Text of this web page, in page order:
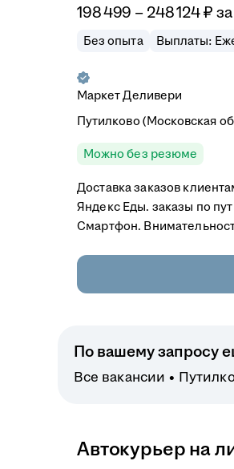
198 499 – 248 124₽
Без опыта Выплаты:
Маркет Деливери
Путилково (Московская
Можно без резюме
Доставка заказов
Яндекс Еды. заказы по
Смартфон.
По вашему запросу
Все вакансии
Автокурьер на